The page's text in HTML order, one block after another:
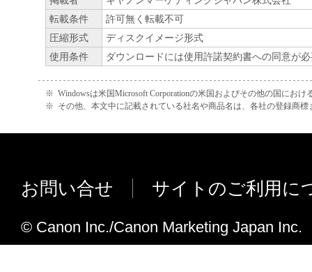
転載条件
許可無く転載不可
圧縮形式
ディスクイメージ形式
使用条件
ダウンロードには使用許諾契約書への同意が
※ Windowsは米国Microsoft Corporationの米国およびその他の国におけ
※ その他、本文中に記載されている社名や商品名は、各社の登録商標
お問い合せ サイトのご利用に
© Canon Inc./Canon Marketing Japan Inc.